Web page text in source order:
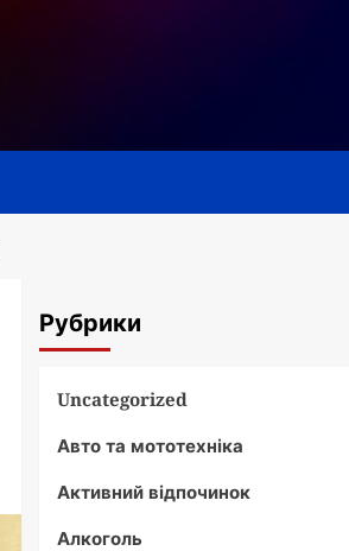
Рубрики
Uncategorized
Авто та мототехніка
Активний відпочинок
Алкоголь